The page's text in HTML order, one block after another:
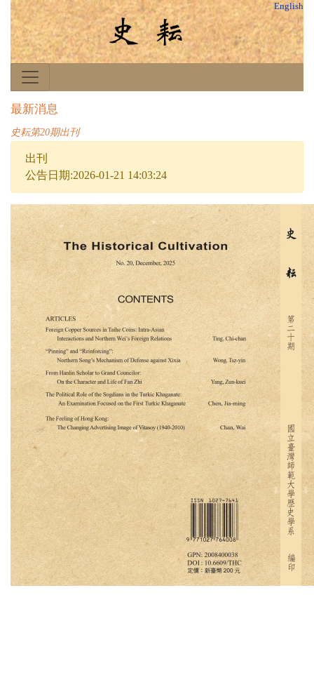
English
最新消息
史耘第20期出刊
出刊
公告日期:2026-01-21 14:03:24